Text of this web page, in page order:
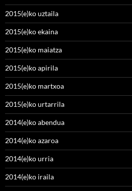
2015(e)ko uztaila
2015(e)ko ekaina
2015(e)ko maiatza
2015(e)ko apirila
2015(e)ko martxoa
2015(e)ko urtarrila
2014(e)ko abendua
2014(e)ko azaroa
2014(e)ko urria
2014(e)ko iraila